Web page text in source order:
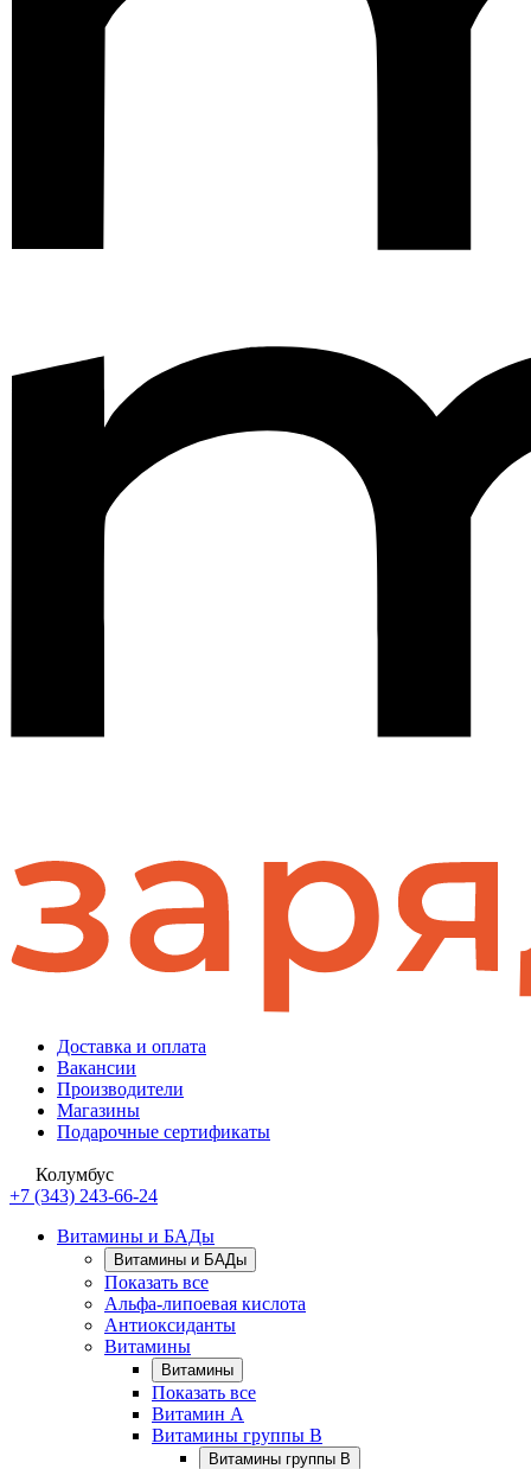
Доставка и оплата
Вакансии
Производители
Магазины
Подарочные сертификаты
Колумбус
+7 (343) 243-66-24
Витамины и БАДы
Витамины и БАДы
Показать все
Альфа-липоевая кислота
Антиоксиданты
Витамины
Витамины
Показать все
Витамин A
Витамины группы B
Витамины группы B